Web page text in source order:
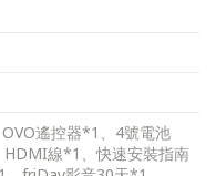
遙控器*1、4號電池
線*1、快速安裝指南